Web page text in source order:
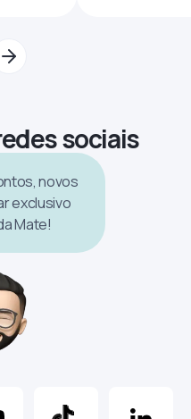
sociais
novos
exclusivo
Mate!